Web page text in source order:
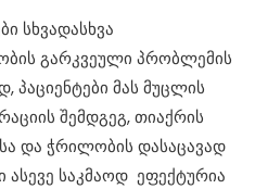
სხვადასხვა
გარკვეული პრობლემის
პაციენტები მას მუცლის
შემდგეგ, თიაქრის
და ჭრილობის დასაცავად
ასევე საკმაოდ ეფექტურია